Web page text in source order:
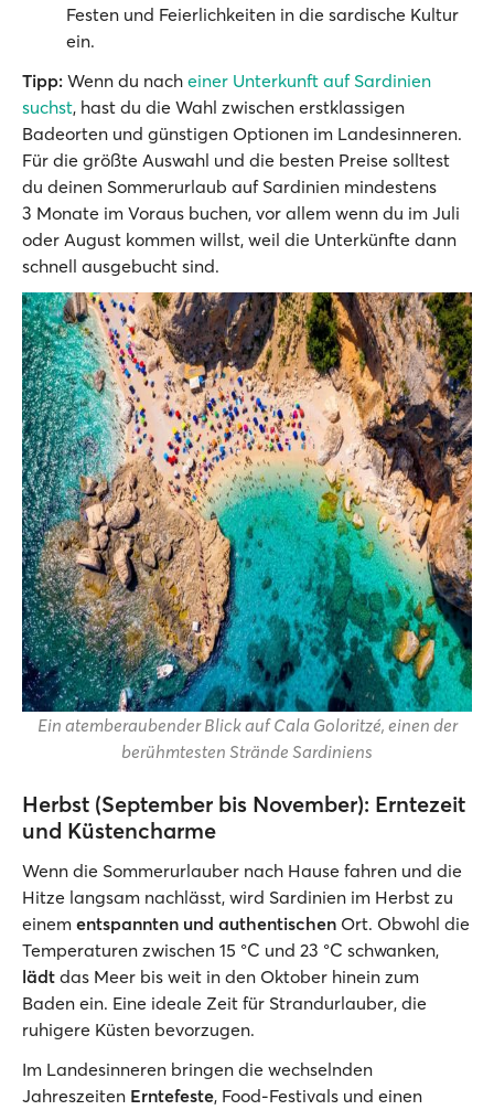
Festen und Feierlichkeiten in die sardische Kultur
ein.
Tipp: Wenn du nach einer Unterkunft auf Sardinien
suchst, hast du die Wahl zwischen erstklassigen
Badeorten und günstigen Optionen im Landesinneren.
Für die größte Auswahl und die besten Preise solltest
du deinen Sommerurlaub auf Sardinien mindestens
3 Monate im Voraus buchen, vor allem wenn du im Juli
oder August kommen willst, weil die Unterkünfte dann
schnell ausgebucht sind.
Ein atemberaubender Blick auf Cala Goloritzé, einen der
berühmtesten Strände Sardiniens
Herbst (September bis November): Erntezeit
und Küstencharme
Wenn die Sommerurlauber nach Hause fahren und die
Hitze langsam nachlässt, wird Sardinien im Herbst zu
einem entspannten und authentischen Ort. Obwohl die
Temperaturen zwischen 15 °C und 23 °C schwanken,
lädt das Meer bis weit in den Oktober hinein zum
Baden ein. Eine ideale Zeit für Strandurlauber, die
ruhigere Küsten bevorzugen.
Im Landesinneren bringen die wechselnden
Jahreszeiten Erntefeste, Food-Festivals und einen